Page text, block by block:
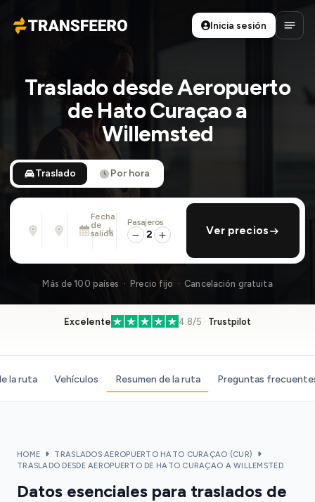
Transfeero
Inicia sesión
Abrir
Traslado desde Aeropuerto
de Hato Curaçao a
Willemsted
Traslado Por hora
Desde
Dirección, aeropuerto, hotel, ...
Hasta
Dirección, aeropuerto, hotel, ...
Fecha
de
salida
Lun., 10 Ago. · 01:45 PM
añadir regreso
Pasajeros
2 Ver precios
Más de 100 países · Precio fijo · Cancelación gratuita
Excelente 4.8/5 · Trustpilot
la ruta Vehículos Resumen de la ruta Preguntas
HOME
TRASLADOS AEROPUERTO HATO CURAÇAO (CUR)
TRASLADO DESDE AEROPUERTO DE HATO CURAÇAO A WILLEMSTED
Datos esenciales para traslados de